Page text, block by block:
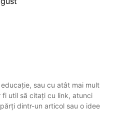
sau cu atât mai mult
util să citați cu link, atunci
dintr-un articol sau o idee